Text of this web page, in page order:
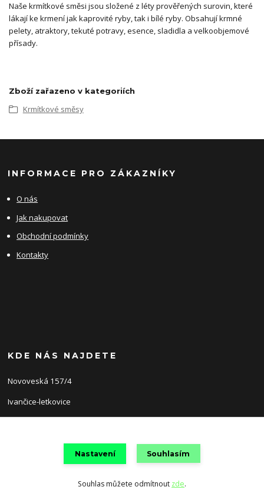
Naše krmítkové směsi jsou složené z léty prověřených surovin, které
lákají ke krmení jak kaprovité ryby, tak i bílé ryby. Obsahují krmné
pelety, atraktory, tekuté potravy, esence, sladidla a velkoobjemové
přísady.
Zboží zařazeno v kategoriích
Krmítkové směsy
INFORMACE PRO ZÁKAZNÍKY
O nás
Jak nakupovat
Obchodní podmínky
Kontakty
KDE NÁS NAJDETE
Novoveská 157/4
Ivančice-letkovice
Vytvořeno na Eshop-rychle.cz
Nastavení Souhlasím
Souhlas můžete odmítnout zde.